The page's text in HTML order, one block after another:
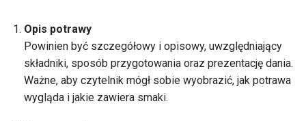
Opis potrawy
Powinien być szczegółowy i opisowy, uwzględniający
składniki, sposób przygotowania oraz prezentację dania.
Ważne, aby czytelnik mógł sobie wyobrazić, jak potrawa
wygląda i jakie zawiera smaki.